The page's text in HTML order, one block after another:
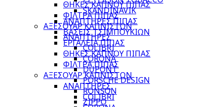
ΘΗΚΕΣ ΚΑΠΝΟΥ ΠΙΠΑΣ
ΦΙΛΤΡΑ ΠΙΠΑΣ
ΑΞΕΣΟΥΑΡ ΚΑΠΝΙΣΤΩΝ
ΑΝΑΠΤΗΡΕΣ
COLIBRI
CORONA
DUPONT
PORSCHE DESIGN
RONSON
ZIPPO
SKANDINAVIK
ΑΝΑΠΤΗΡΕΣ ΠΙΠΑΣ
ΒΑΣΕΙΣ ΤΣΙΜΠΟΥΚΙΩΝ
ΕΡΓΑΛΕΙΑ ΠΙΠΑΣ
ΘΗΚΕΣ ΚΑΠΝΟΥ ΠΙΠΑΣ
ΦΙΛΤΡΑ ΠΙΠΑΣ
ΑΞΕΣΟΥΑΡ ΚΑΠΝΙΣΤΩΝ
ΑΝΑΠΤΗΡΕΣ
COLIBRI